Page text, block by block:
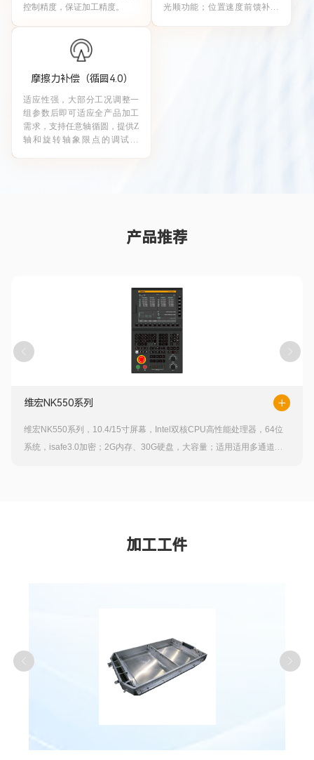
控制精度，保证加工精度。
光顺功能； 位置速度前馈补偿
摩擦力补偿（循圆4.0）
适应性强，大部分工况调整一
组参数后即可适应全产品加工
需求，支持任意轴循圆，提供Z
轴和旋转轴象限点的调试手
产品推荐
维宏NK550系列
维宏 NK550系列 ， 10.4/15寸屏幕， Intel双核CPU高性能处理器，64位
系统， isafe3.0加密 ；2G内存、30G硬盘，大容量；适用适用多通道复
加工工件